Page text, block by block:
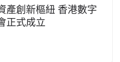
產創新樞紐 香港數字
正式成立